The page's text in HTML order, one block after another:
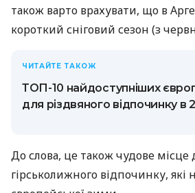
також варто врахувати, що в
короткий сніговий сезон (з
ЧИТАЙТЕ ТАКОЖ
ТОП-10 найдоступніших
для різдвяного відпочинку в
До слова, це також чудове місце
гірськолижного відпочинку, які